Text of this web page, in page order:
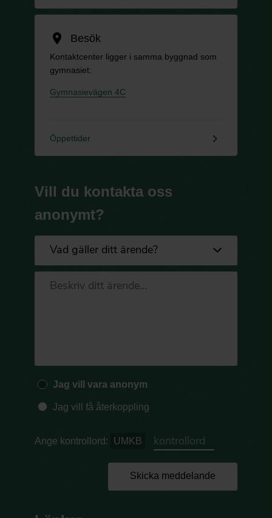
location_on Besök
Kontaktcenter ligger i samma byggnad som
gymnasiet:
Gymnasievägen 4C
Öppettider keyboard_arrow_right
Vill du kontakta oss
anonymt?
Jag vill vara anonym
Jag vill få återkoppling
Ange kontrollord: UMKB
Skicka meddelande